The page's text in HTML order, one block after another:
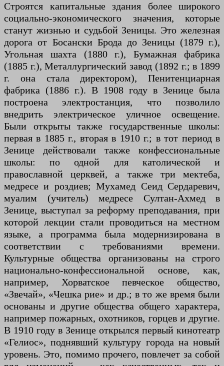
Строятся капитальные здания более широкого
социально-экономического значения, которые
станут жизнью и судьбой Зеницы. Это железная
дорога от Босански Брода до Зеницы (1879 г.),
Угольная шахта (1880 г.), Бумажная фабрика
(1885 г.), Металлургический завод (1892 г.; в 1899
г. она стала директором), Пенитенциарная
фабрика (1886 г.). В 1908 году в Зенице была
построена электростанция, что позволило
внедрить электрическое уличное освещение.
Были открыты также государственные школы:
первая в 1885 г., вторая в 1910 г.; в тот период в
Зенице действовали также конфессиональные
школы: по одной для католической и
православной церквей, а также три мектеба,
медресе и роздиев; Мухамед Сеид Сердаревич,
муалим (учитель) медресе Султан-Ахмед в
Зенице, выступал за реформу преподавания, при
которой лекции стали проводиться на местном
языке, а программа была модернизирована в
соответствии с требованиями времени.
Культурные общества организованы на строго
национально-конфессиональной основе, как,
например, Хорватское певческое общество,
«Звечай», «Чешка рие» и др.; в то же время были
основаны и другие общества общего характера,
например пожарных, охотников, горцев и другие.
В 1910 году в Зенице открылся первый кинотеатр
«Гелиос», поднявший культуру города на новый
уровень. Это, помимо прочего, повлечет за собой